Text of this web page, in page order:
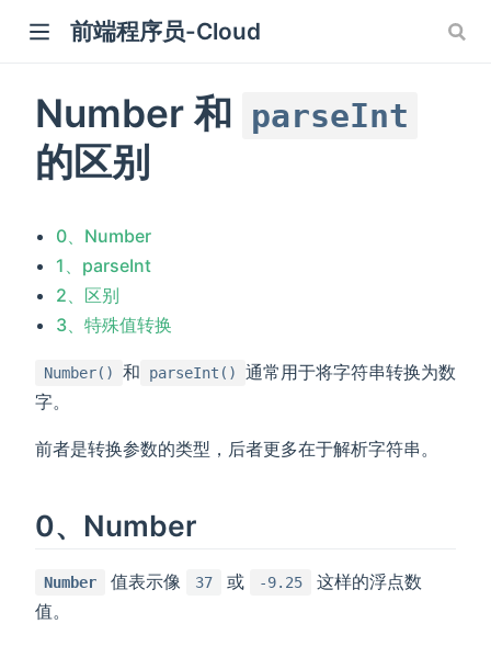
前端程序员-Cloud
Number 和 parseInt
的区别
0、Number
1、parseInt
2、区别
3、特殊值转换
Number() 和 parseInt()
通常用于将字符串转换为数
字。
前者是转换参数的类型，后者更多在于解析字符串。
0、Number
Number 值表示像 37 或 -9.25
这样的浮点数
值。